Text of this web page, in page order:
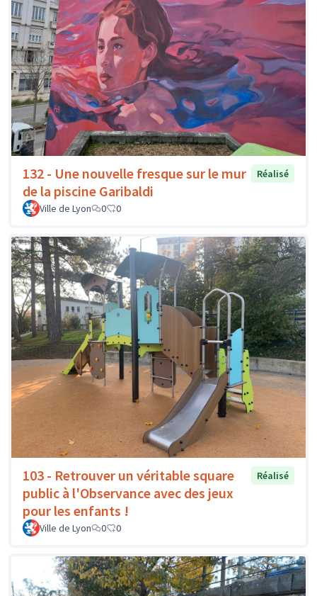
132 - Une nouvelle fresque sur le mur
de la piscine Garibaldi
Réalisé
Ville de Lyon 0 0
103 - Retrouver un véritable square
public à l'Observance avec des jeux
pour les enfants !
Réalisé
Ville de Lyon 0 0